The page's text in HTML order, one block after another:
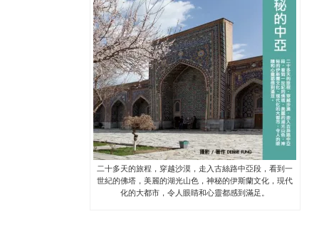
二十多天的旅程，穿越沙漠，走入古絲路中亞段，看到一
世紀的佛塔，美麗的湖光山色，神秘的伊斯蘭文化，現代
化的大都市，令人眼睛和心靈都感到滿足。